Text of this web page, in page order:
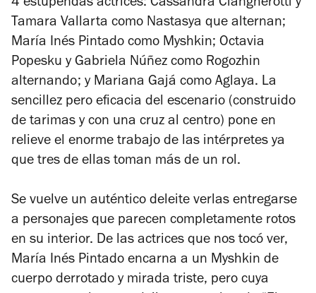
4 estupendas actrices: Cassandra Ciangherotti y
Tamara Vallarta como Nastasya que alternan;
María Inés Pintado como Myshkin; Octavia
Popesku y Gabriela Núñez como Rogozhin
alternando; y Mariana Gajá como Aglaya. La
sencillez pero eficacia del escenario (construido
de tarimas y con una cruz al centro) pone en
relieve el enorme trabajo de las intérpretes ya
que tres de ellas toman más de un rol.
Se vuelve un auténtico deleite verlas entregarse
a personajes que parecen completamente rotos
en su interior. De las actrices que nos tocó ver,
María Inés Pintado encarna a un Myshkin de
cuerpo derrotado y mirada triste, pero cuya